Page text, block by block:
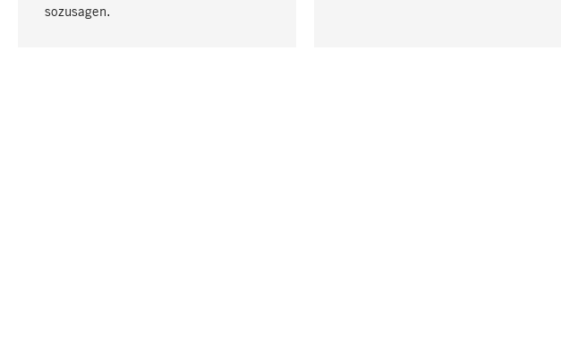
sozusagen.